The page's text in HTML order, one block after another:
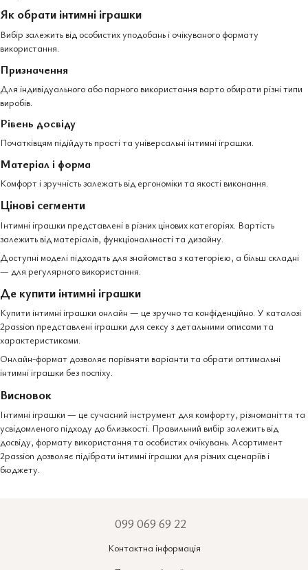
Як обрати інтимні іграшки
Вибір залежить від особистих уподобань і очікуваного формату
використання.
Призначення
Для індивідуального або парного використання варто обирати різні типи
виробів.
Рівень досвіду
Початківцям підійдуть прості та універсальні інтимні іграшки.
Матеріал і форма
Комфорт і зручність залежать від ергономіки та якості виконання.
Цінові сегменти
Інтимні іграшки представлені в різних цінових категоріях. Вартість
залежить від матеріалів, функціональності та дизайну.
Доступні моделі підходять для знайомства з категорією, а більш складні
— для регулярного використання.
Де купити інтимні іграшки
Купити інтимні іграшки онлайн — це зручно та конфіденційно. У каталозі
2passion представлені іграшки для сексу з детальними описами та
характеристиками.
Онлайн-формат дозволяє порівняти варіанти та обрати оптимальні
інтимні іграшки без поспіху.
Висновок
Інтимні іграшки — це сучасний інструмент для комфорту, різноманіття та
усвідомленого підходу до близькості. Правильний вибір залежить від
досвіду, формату використання та особистих очікувань. Асортимент
2passion дозволяє підібрати інтимні іграшки для різних сценаріїв і
бюджету.
099 069 69 22
Контактна інформація